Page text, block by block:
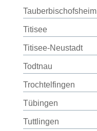
Tauberbischofsheim
Titisee
Titisee-Neustadt
Todtnau
Trochtelfingen
Tübingen
Tuttlingen